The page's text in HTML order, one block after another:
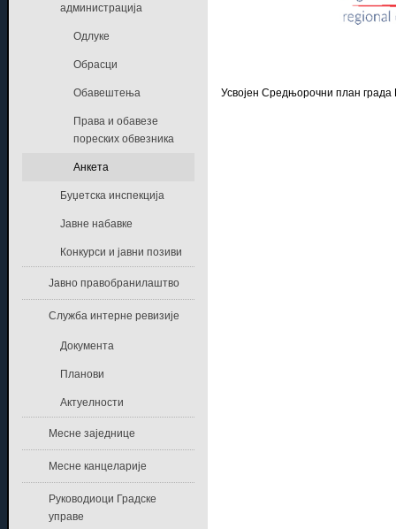
Усвојен Средњорочни план
администрација
Одлуке
Обрасци
Обавештења
Права и обавезе
пореских обвезника
Анкета
Буџетска инспекција
Јавне набавке
Конкурси и јавни позиви
Јавно правобранилаштво
Служба интерне ревизије
Документа
Планови
Актуелности
Месне заједнице
Месне канцеларије
Руководиоци Градске
управе